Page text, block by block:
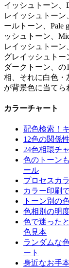
イッシュトーン、
レイッシュトーン
ールトーン、Pale
ッシュトーン、
レイッシュトーン
グレイッシュトー
ダークトーン、の
相、それに白色・
が背景色に当てら
カラーチャート
配色検索！
12色の関係
24色相環チ
色のトーン
ール
プロセスカ
カラー印刷
トーン別の
色相別の明
色で迷った
色見本
ランダムな
ート
身近なお手